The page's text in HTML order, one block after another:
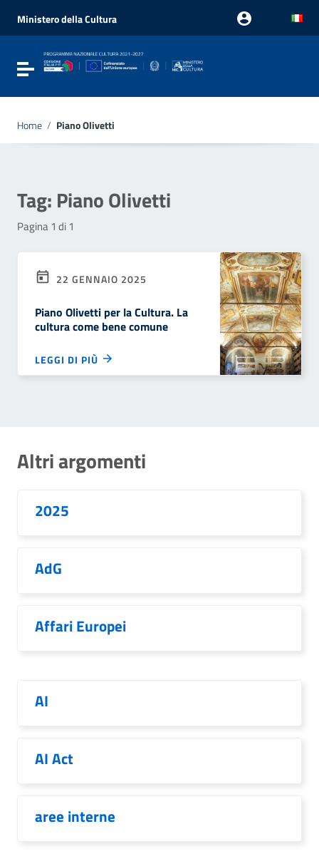
Vai al menu di navigazione
Vai al footer
Ministero della Cultura
Attiva / disattiva la navigazione
Home / Piano Olivetti
Tag: Piano Olivetti
Pagina 1 di 1
22 GENNAIO 2025
Piano Olivetti per la Cultura. La
cultura come bene comune
LEGGI DI PIÙ
Altri argomenti
2025
AdG
Affari Europei
AI
AI Act
aree interne